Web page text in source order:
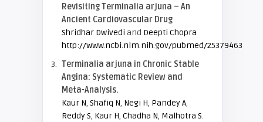
Revisiting Terminalia arjuna – An
Ancient Cardiovascular Drug
Shridhar Dwivedi and Deepti Chopra
http://www.ncbi.nlm.nih.gov/pubmed/25379463
Terminalia arjuna in Chronic Stable
Angina: Systematic Review and
Meta-Analysis.
Kaur N, Shafiq N, Negi H, Pandey A,
Reddy S, Kaur H, Chadha N, Malhotra S.